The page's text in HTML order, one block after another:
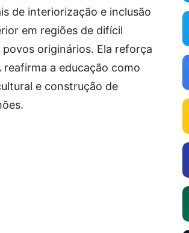
de interiorização e inclusão
em regiões de difícil
originários. Ela reforça
a educação como
e construção de